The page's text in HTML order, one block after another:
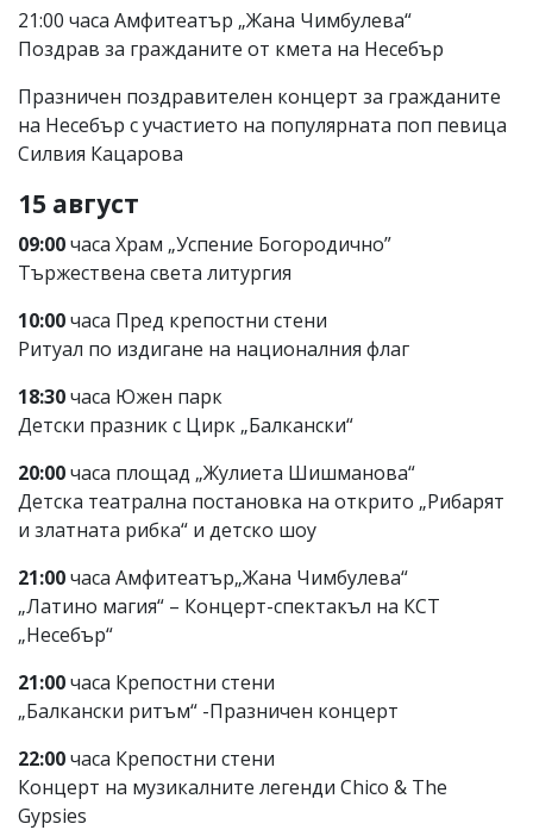
21:00 часа Амфитеатър „Жана Чимбулева“
Поздрав за гражданите от кмета на Несебър
Празничен поздравителен концерт за гражданите
на Несебър с участието на популярната поп певица
Силвия Кацарова
15 август
09:00часа Храм „Успение Богородично”
Тържествена света литургия
10:00часа Пред крепостни стени
Ритуал по издигане на националния флаг
18:30часа Южен парк
Детски празник с Цирк „Балкански“
20:00часа площад „Жулиета Шишманова“
Детска театрална постановка на открито „Рибарят
и златната рибка“ и детско шоу
21:00часа Амфитеатър„Жана Чимбулева“
„Латино магия“ – Концерт-спектакъл на КСТ
„Несебър“
21:00часа Крепостни стени
„Балкански ритъм“ -Празничен концерт
22:00часа Крепостни стени
Концерт на музикалните легенди Chico & The
Gypsies